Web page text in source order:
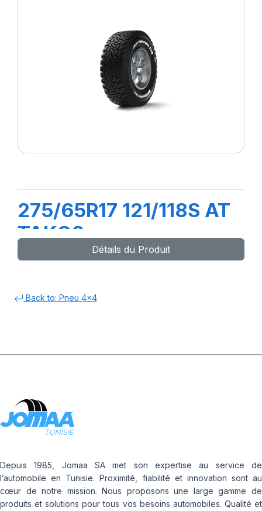
275/65R17 121/118S AT
TAKO2
Détails du Produit
Back to: Pneu 4x4
Depuis 1985, Jomaa SA met son expertise au service de
l’automobile en Tunisie. Proximité, fiabilité et innovation sont au
cœur de notre mission. Nous proposons une large gamme de
produits et solutions pour tous vos besoins automobiles. Qualité et